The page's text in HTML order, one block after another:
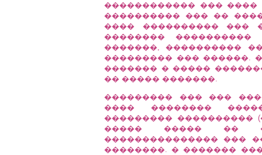
������������ ���
���������� ��� ��
���� ���������� ���
��������
�������, ����������
��������� ��� ������.
������� � �����
�� ����� �������.
��������� ��� ���
���� ��������
��������� ����������
����� ����� ��
��������������� ���
��������. � �������